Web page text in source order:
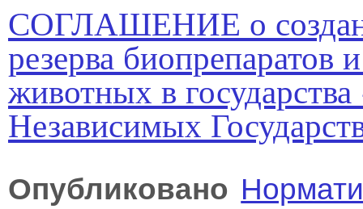
СОГЛАШЕНИЕ о
резерва биопрепаратов
животных в
Независимых
Опубликовано